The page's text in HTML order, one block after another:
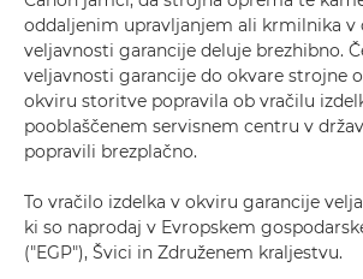
oddaljenim upravljanjem ali krmilnika v
veljavnosti garancije deluje brezhibno.
veljavnosti garancije do okvare strojne
okviru storitve popravila ob vračilu
pooblaščenem servisnem centru v
popravili brezplačno.
To vračilo izdelka v okviru garancije
ki so naprodaj v Evropskem
("EGP"), Švici in Združenem kraljestvu.